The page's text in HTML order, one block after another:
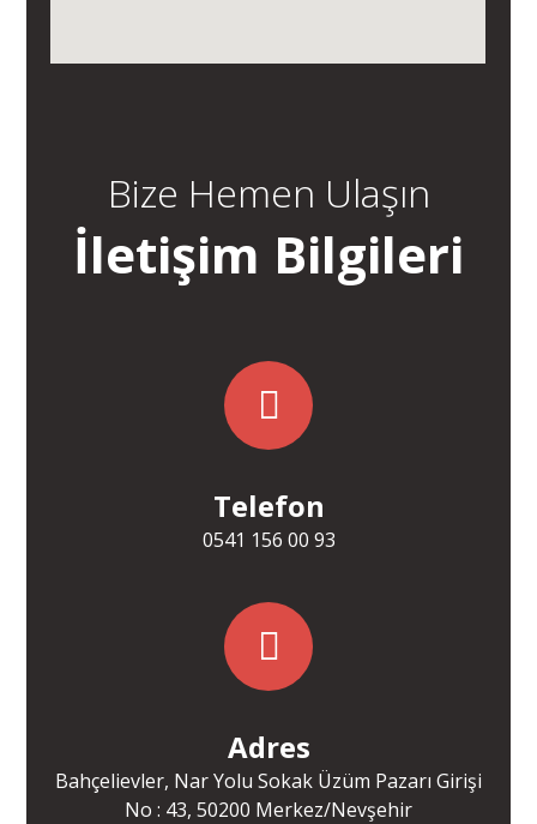
Bize Hemen Ulaşın
İletişim Bilgileri
Telefon
0541 156 00 93
Adres
Bahçelievler, Nar Yolu Sokak Üzüm Pazarı Girişi
No : 43, 50200 Merkez/Nevşehir